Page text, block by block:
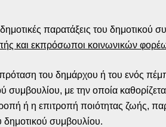
παρατάξεις του δημοτικού
και εκπρόσωποι κοινωνικών
του δημάρχου ή του ενός
με την οποία
ή η επιτροπή ποιότητας ζωής,
συμβουλίου.